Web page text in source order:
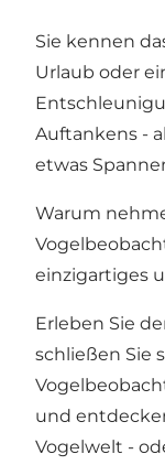
Sie kennen
Urlaub oder
Auftankens -
etwas
Warum
einzigartiges
Erleben Sie
schließen Sie
und
Vogelwelt -